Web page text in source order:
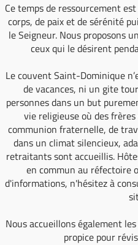
Ce temps de ressourcement
corps, de paix et de sérénité
le Seigneur. Nous proposons
ceux qui le désirent
Le couvent Saint-Dominique
de vacances, ni un gite
personnes dans un but
vie religieuse où des
communion fraternelle, de
dans un climat silencieux,
retraitants sont accueillis.
en commun au réfectoire
d'informations, n'hésitez à
Nous accueillons également
propice pour